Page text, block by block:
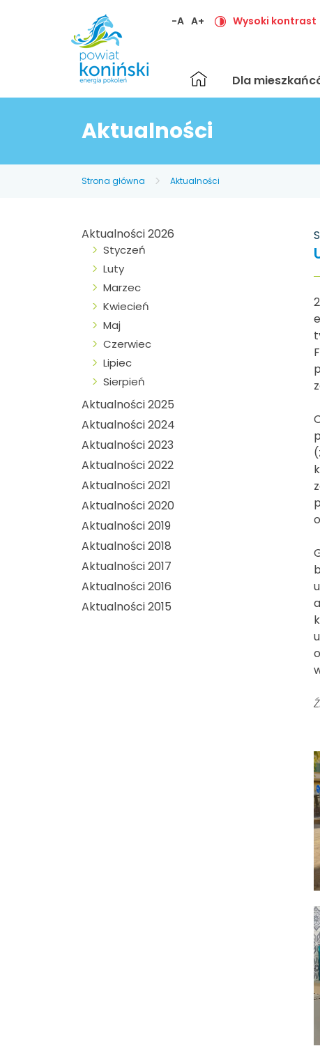
-A A+ Wysoki kontrast
Strona
główna
Dla
Aktualności
Strona główna Aktualności
Aktualności 2026
Styczeń
Luty
Marzec
Kwiecień
Maj
Czerwiec
Lipiec
Sierpień
Aktualności 2025
Aktualności 2024
Aktualności 2023
Aktualności 2022
Aktualności 2021
Aktualności 2020
Aktualności 2019
Aktualności 2018
Aktualności 2017
Aktualności 2016
Aktualności 2015